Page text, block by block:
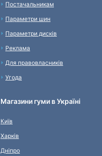
Постачальникам
Параметри шин
Параметри дисків
Реклама
Для правовласників
Угода
Магазини гуми в Україні
Київ
Харків
Дніпро